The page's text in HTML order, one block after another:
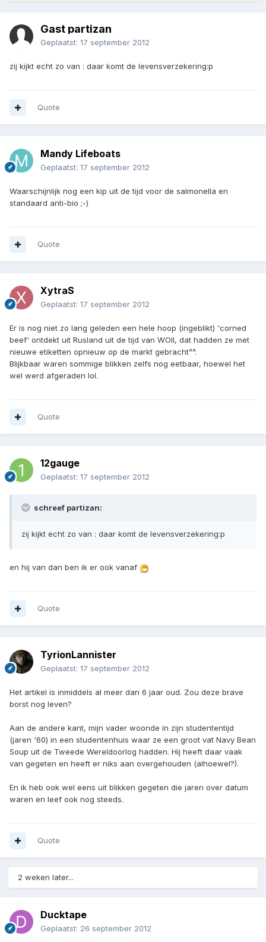
Gast partizan
Geplaatst: 17 september 2012
zij kijkt echt zo van : daar komt de levensverzekering:p
Quote
Mandy Lifeboats
Geplaatst: 17 september 2012
Waarschijnlijk nog een kip uit de tijd voor de salmonella en
standaard anti-bio ;-)
Quote
XytraS
Geplaatst: 17 september 2012
Er is nog niet zo lang geleden een hele hoop (ingeblikt) 'corned
beef' ontdekt uit Rusland uit de tijd van WOII, dat hadden ze met
nieuwe etiketten opnieuw op de markt gebracht^^.
Blijkbaar waren sommige blikken zelfs nog eetbaar, hoewel het
wel werd afgeraden lol.
Quote
12gauge
Geplaatst: 17 september 2012
schreef partizan:
zij kijkt echt zo van : daar komt de levensverzekering:p
en hij van dan ben ik er ook vanaf
Quote
TyrionLannister
Geplaatst: 17 september 2012
Het artikel is inmiddels al meer dan 6 jaar oud. Zou deze brave
borst nog leven?
Aan de andere kant, mijn vader woonde in zijn studententijd
(jaren '60) in een studentenhuis waar ze een groot vat Navy Bean
Soup uit de Tweede Wereldoorlog hadden. Hij heeft daar vaak
van gegeten en heeft er niks aan overgehouden (alhoewel?).
En ik heb ook wel eens uit blikken gegeten die jaren over datum
waren en leef ook nog steeds.
Quote
2 weken later...
Ducktape
Geplaatst: 26 september 2012